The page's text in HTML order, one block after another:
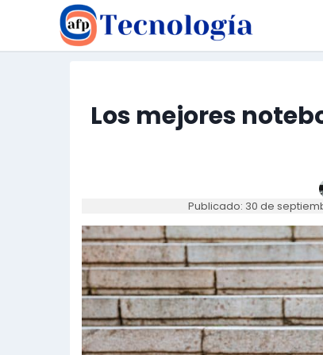
contenido
Los mejores
Publicado: 30 de